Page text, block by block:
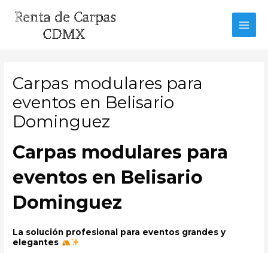
Carpas modulares para
eventos en Belisario
Dominguez
Carpas modulares para
eventos en Belisario
Dominguez
La solución profesional para eventos grandes y
elegantes